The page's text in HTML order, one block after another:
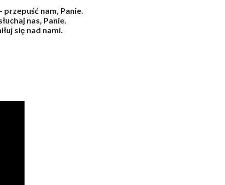
nam, Panie.
nas, Panie.
się nad nami.